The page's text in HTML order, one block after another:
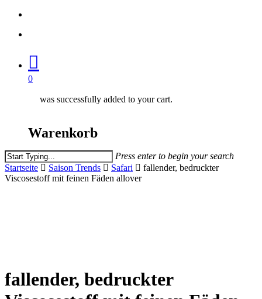
0
was successfully added to your cart.
Warenkorb
Press enter to begin your search
Close
Search
Startseite Saison Trends Safari
fallender, bedruckter
Viscosestoff mit feinen Fäden allover
fallender, bedruckter